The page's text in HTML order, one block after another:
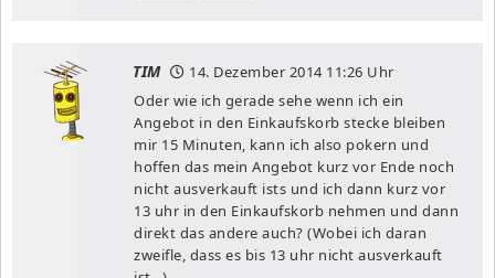
TIM 14. Dezember 201411:26 Uhr
Oder wie ich gerade sehe wenn ich ein
Angebot in den Einkaufskorb stecke bleiben
mir 15 Minuten, kann ich also pokern und
hoffen das mein Angebot kurz vor Ende noch
nicht ausverkauft ists und ich dann kurz vor
13 uhr in den Einkaufskorb nehmen und dann
direkt das andere auch? (Wobei ich daran
zweifle, dass es bis 13 uhr nicht ausverkauft